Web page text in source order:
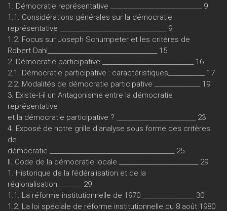
1. Démocratie représentative ______________________________ 9
1.1. Considérations générales sur la démocratie
représentative ___________________________________ 9
1.2. Focus sur Joseph Schumpeter et les critères de
Robert Dahl____________________________________ 15
2. Démocratie participative ______________________________ 16
2.1. Démocratie participative : caractéristiques____________ 17
2.2. Modalités de démocratie participative _______________ 19
3. Existe-t-il un Antagonisme entre la démocratie
représentative
et la démocratie participative ? __________________________ 23
4. Exposé de notre grille d'analyse sous forme des critères
de
démocratie _________________________________________ 25
II. Code de la démocratie locale __________________________ 29
1. Historique de la fédéralisation et de la
régionalisation________ 29
1.1. La réforme institutionnelle de 1970 _________________ 30
1.2. La loi spéciale de réforme institutionnelle du 8 août 1980